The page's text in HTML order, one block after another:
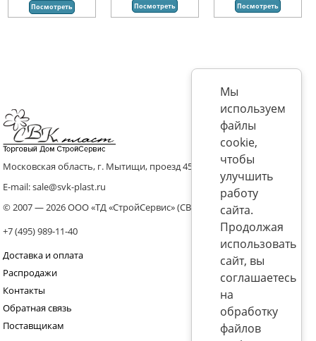
Посмотреть Посмотреть Посмотреть
Московская область, г. Мытищи, проезд 4536 владение 8, стр.10
E-mail: sale@svk-plast.ru
© 2007 — 2026 ООО «ТД «СтройСервис» (СВК)
+7 (495) 989-11-40
Доставка и оплата
Распродажи
Контакты
Обратная связь
Поставщикам
Мы
используем
файлы
cookie,
чтобы
улучшить
работу
сайта.
Продолжая
использовать
сайт, вы
соглашаетесь
на
обработку
файлов